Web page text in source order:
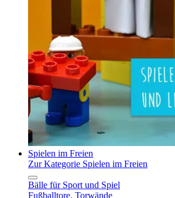
Spielen im Freien
Zur Kategorie Spielen im Freien
Bälle für Sport und Spiel
Fußballtore, Torwände